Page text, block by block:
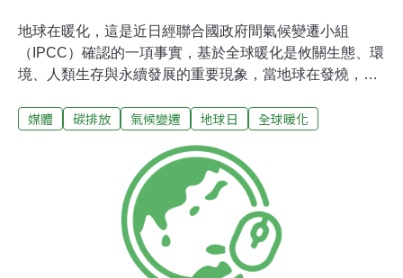
地球在暖化，這是近日經聯合國政府間氣候變遷小組
（IPCC）確認的一項事實，基於全球暖化是攸關生態、環
境、人類生存與永續發展的重要現象，當地球在發燒，身
「溫度計」，滿足閱聽人知的權利。然而，台灣媒體這支
任？一、仰賴畫面提供的台灣媒體媒體報導全球暖化相關
新聞，著重於畫面的可看性，而畫面又多仰賴民間機構提
供：最常見的就是民間團體抗議行動，如《京都議定書》
生效之際，環保團體裸體抗議；又或者有外電提供的畫
面，如聯合國、NASA發布了最新報告，才跟進外電作編
譯報導；又或者好萊塢推出相關電影，如《明天過後》上
媒體 碳排放 氣候變遷 地球日 全球暖化